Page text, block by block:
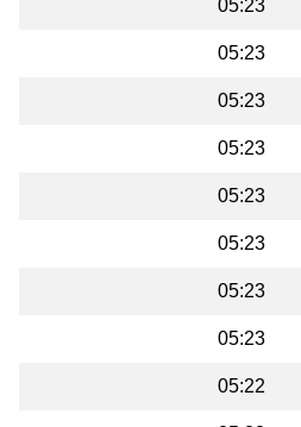
05:23
05:23
05:23
05:23
05:23
05:23
05:23
05:23
05:22